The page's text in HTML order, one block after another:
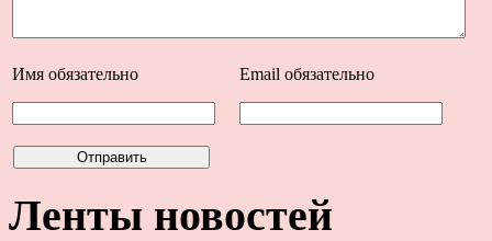
Имя обязательно Email обязательно
Ленты новостей